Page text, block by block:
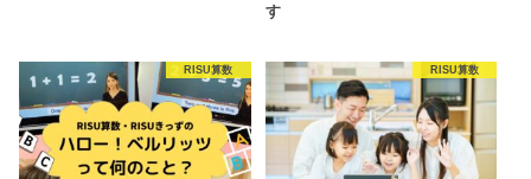
す
RISU算数 RISU算数